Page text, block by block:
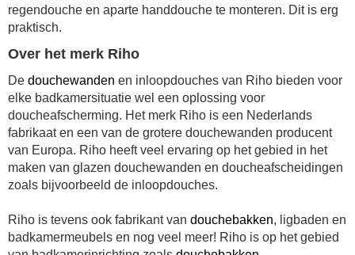
regendouche en aparte handdouche te monteren. Dit is erg
praktisch.
Over het merk Riho
De douchewanden en inloopdouches van Riho bieden voor
elke badkamersituatie wel een oplossing voor
doucheafscherming. Het merk Riho is een Nederlands
fabrikaat en een van de grotere douchewanden producent
van Europa. Riho heeft veel ervaring op het gebied in het
maken van glazen douchewanden en doucheafscheidingen
zoals bijvoorbeeld de inloopdouches.
Riho is tevens ook fabrikant van douchebakken, ligbaden en
badkamermeubels en nog veel meer! Riho is op het gebied